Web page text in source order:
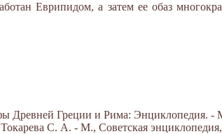
Еврипидом, а затем ее обаз
Древней Греции и Рима: Энциклопедия. -
С. А. - М., Советская энциклопедия,